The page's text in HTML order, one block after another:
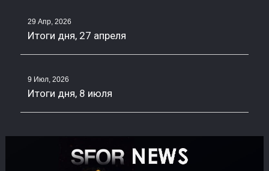
29 Апр, 2026
Итоги дня, 27 апреля
9 Июл, 2026
Итоги дня, 8 июля